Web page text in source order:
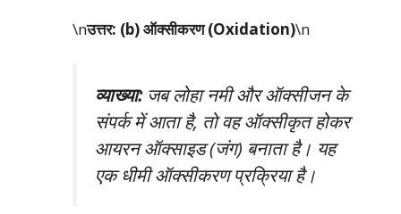
\nउत्तर: (b) ऑक्सीकरण (Oxidation)\n
व्याख्या:जब लोहा नमी और ऑक्सीजन के
संपर्क में आता है, तो वह ऑक्सीकृत होकर
आयरन ऑक्साइड (जंग) बनाता है। यह
एक धीमी ऑक्सीकरण प्रक्रिया है।